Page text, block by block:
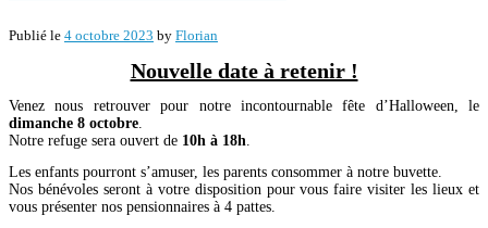
Publié le 4 octobre 2023 by Florian
Nouvelle date à retenir !
Venez nous retrouver pour notre incontournable fête d’Halloween, le
dimanche 8 octobre
Notre refuge sera ouvert de 10h à 18h
Les enfants pourront s’amuser, les parents consommer à notre buvette.
Nos bénévoles seront à votre disposition pour vous faire visiter les lieux et
vous présenter nos pensionnaires à 4 pattes.